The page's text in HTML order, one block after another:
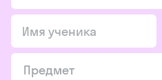
Предмет